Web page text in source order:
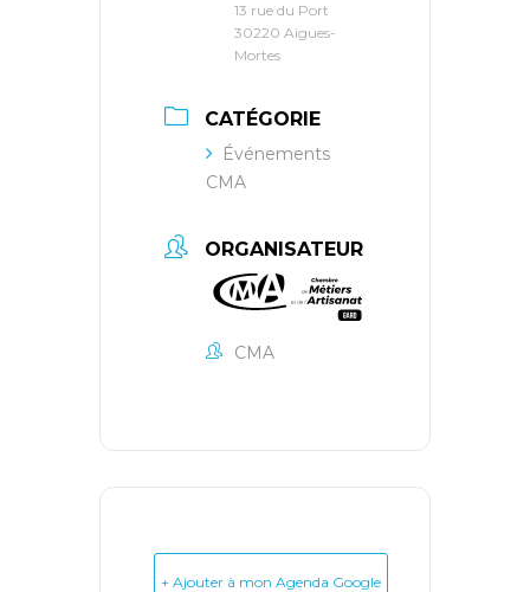
13 rue du Port
30220 Aigues-
Mortes
CATÉGORIE
Événements
CMA
ORGANISATEUR
CMA
+ Ajouter à mon Agenda Google